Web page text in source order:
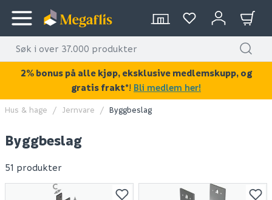
Hus & hage Jernvare Byggbeslag
Byggbeslag
51 produkter
2% bonus på alle kjøp, eksklusive medlemskupp, og
gratis frakt*! Bli medlem her!